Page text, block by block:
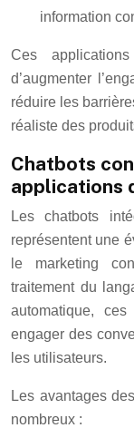
information
Ces
d’augmenter
réduire les
réaliste des
Chatbots
applications
Les chatbots
représentent une
le marketing
traitement du
automatique,
engager des
les utilisateurs.
Les avantages
nombreux :